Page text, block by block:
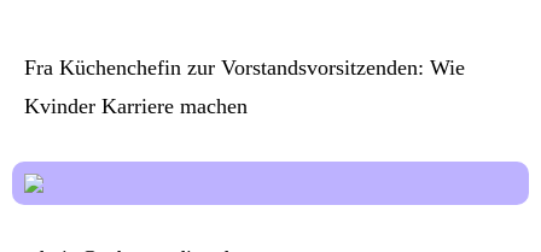
Fra Küchenchefin zur Vorstandsvorsitzenden: Wie
Kvinder Karriere machen